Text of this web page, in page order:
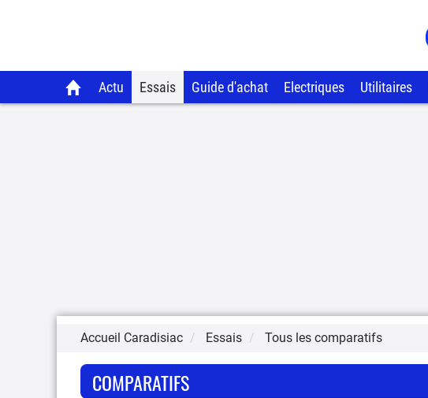
Actu Essais Guide d'achat Electriques Utilitaires
Accueil Caradisiac Essais Tous les comparatifs
COMPARATIFS